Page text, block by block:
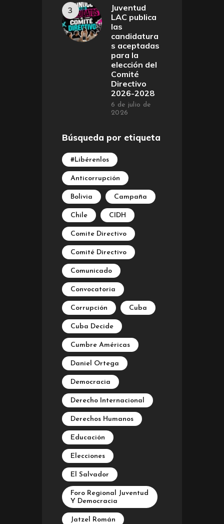
Juventud
LAC publica
las
candidatura
s aceptadas
para la
elección del
Comité
Directivo
2026-2028
6 de julio de
2026
Búsqueda por etiqueta
#Libérenlos
Anticorrupción
Bolivia Campaña
Chile CIDH
Comite Directivo
Comité Directivo
Comunicado
Convocatoria
Corrupción Cuba
Cuba Decide
Cumbre Américas
Daniel Ortega
Democracia
Derecho Internacional
Derechos Humanos
Educación
Elecciones
El Salvador
Foro Regional Juventud
Y Democracia
Jatzel Román